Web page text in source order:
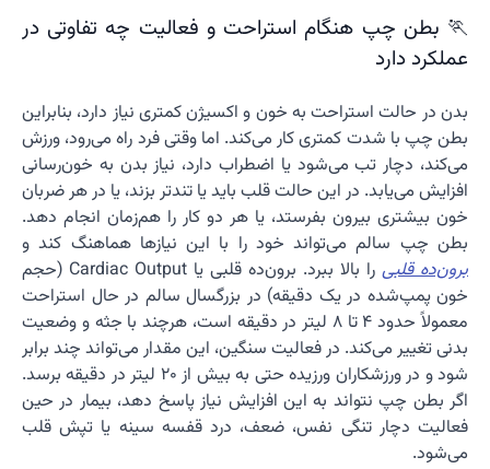
🏃 بطن چپ هنگام استراحت و فعالیت چه تفاوتی در
عملکرد دارد
بدن در حالت استراحت به خون و اکسیژن کمتری نیاز دارد، بنابراین
بطن چپ با شدت کمتری کار می‌کند. اما وقتی فرد راه می‌رود، ورزش
می‌کند، دچار تب می‌شود یا اضطراب دارد، نیاز بدن به خون‌رسانی
افزایش می‌یابد. در این حالت قلب باید یا تندتر بزند، یا در هر ضربان
خون بیشتری بیرون بفرستد، یا هر دو کار را هم‌زمان انجام دهد.
بطن چپ سالم می‌تواند خود را با این نیازها هماهنگ کند و
برون‌ده قلبی
را بالا ببرد. برون‌ده قلبی یا Cardiac Output (حجم
خون پمپ‌شده در یک دقیقه) در بزرگسال سالم در حال استراحت
معمولاً حدود ۴ تا ۸ لیتر در دقیقه است، هرچند با جثه و وضعیت
بدنی تغییر می‌کند. در فعالیت سنگین، این مقدار می‌تواند چند برابر
شود و در ورزشکاران ورزیده حتی به بیش از ۲۰ لیتر در دقیقه برسد.
اگر بطن چپ نتواند به این افزایش نیاز پاسخ دهد، بیمار در حین
فعالیت دچار تنگی نفس، ضعف، درد قفسه سینه یا تپش قلب
می‌شود.